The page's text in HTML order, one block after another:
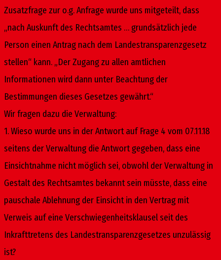
Zusatzfrage zur o.g. Anfrage wurde uns mitgeteilt, dass
„nach Auskunft des Rechtsamtes … grundsätzlich jede
Person einen Antrag nach dem Landestransparenzgesetz
stellen“ kann. „Der Zugang zu allen amtlichen
Informationen wird dann unter Beachtung der
Bestimmungen dieses Gesetzes gewährt.“
Wir fragen dazu die Verwaltung:
1. Wieso wurde uns in der Antwort auf Frage 4 vom 07.11.18
seitens der Verwaltung die Antwort gegeben, dass eine
Einsichtnahme nicht möglich sei, obwohl der Verwaltung in
Gestalt des Rechtsamtes bekannt sein müsste, dass eine
pauschale Ablehnung der Einsicht in den Vertrag mit
Verweis auf eine Verschwiegenheitsklausel seit des
Inkrafttretens des Landestransparenzgesetzes unzulässig
ist?